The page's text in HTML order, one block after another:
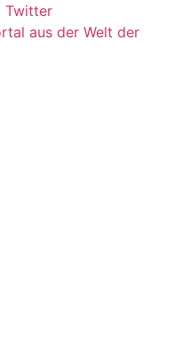
Twitter